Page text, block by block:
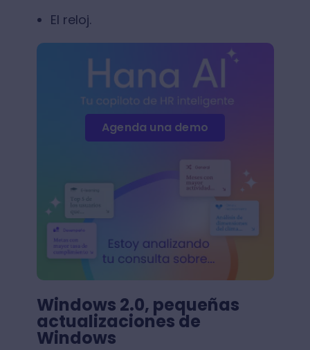
El reloj.
Agenda una demo
Windows 2.0, pequeñas
actualizaciones de
Windows